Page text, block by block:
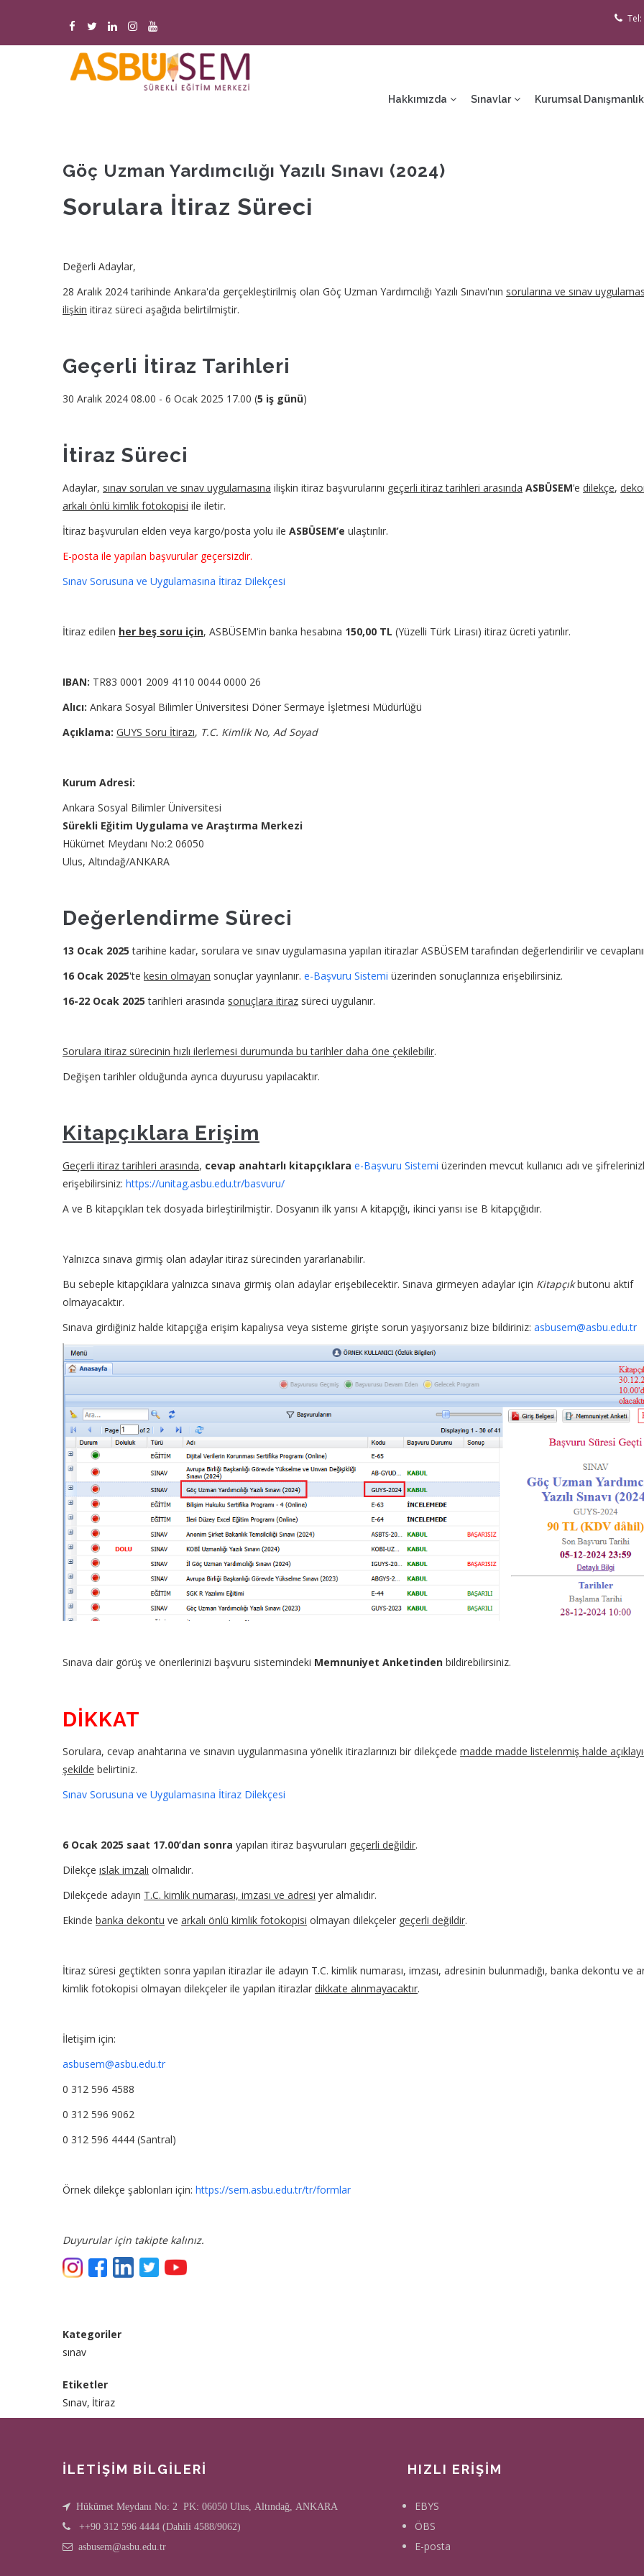
atla
Hakkımızda Sınavlar Kurumsal Danışmanlık
Göç Uzman Yardımcılığı Yazılı Sınavı (2024)
Sorulara İtiraz Süreci
Değerli Adaylar,
28 Aralık 2024 tarihinde Ankara'da gerçekleştirilmiş olan Göç Uzman Yardımcılığı Yazılı Sınavı'nın sorularına ve sınav
ilişkin itiraz süreci aşağıda belirtilmiştir.
Geçerli İtiraz Tarihleri
30 Aralık 2024 08.00 - 6 Ocak 2025 17.00 (5 iş günü)
İtiraz Süreci
Adaylar, sınav soruları ve sınav uygulamasına ilişkin itiraz başvurularını geçerli itiraz tarihleri arasında ASBÜSEM’e dilekçe,
arkalı önlü kimlik fotokopisi ile iletir.
İtiraz başvuruları elden veya kargo/posta yolu ile ASBÜSEM’e ulaştırılır.
E-posta ile yapılan başvurular geçersizdir.
Sınav Sorusuna ve Uygulamasına İtiraz Dilekçesi
İtiraz edilen her beş soru için, ASBÜSEM'in banka hesabına 150,00 TL (Yüzelli Türk Lirası) itiraz ücreti yatırılır.
IBAN: TR83 0001 2009 4110 0044 0000 26
Alıcı: Ankara Sosyal Bilimler Üniversitesi Döner Sermaye İşletmesi Müdürlüğü
Açıklama: GUYS Soru İtirazı, T.C. Kimlik No, Ad Soyad
Kurum Adresi:
Ankara Sosyal Bilimler Üniversitesi
Sürekli Eğitim Uygulama ve Araştırma Merkezi
Hükümet Meydanı No:2 06050
Ulus, Altındağ/ANKARA
Değerlendirme Süreci
13 Ocak 2025 tarihine kadar, sorulara ve sınav uygulamasına yapılan itirazlar ASBÜSEM tarafından değerlendirilir ve
16 Ocak 2025'te kesin olmayan sonuçlar yayınlanır. e-Başvuru Sistemi üzerinden sonuçlarınıza erişebilirsiniz.
16-22 Ocak 2025 tarihleri arasında sonuçlara itiraz süreci uygulanır.
Sorulara itiraz sürecinin hızlı ilerlemesi durumunda bu tarihler daha öne çekilebilir.
Değişen tarihler olduğunda ayrıca duyurusu yapılacaktır.
Kitapçıklara Erişim
Geçerli itiraz tarihleri arasında, cevap anahtarlı kitapçıklara e-Başvuru Sistemi üzerinden mevcut kullanıcı adı ve
erişebilirsiniz: https://unitag.asbu.edu.tr/basvuru/
A ve B kitapçıkları tek dosyada birleştirilmiştir. Dosyanın ilk yarısı A kitapçığı, ikinci yarısı ise B kitapçığıdır.
Yalnızca sınava girmiş olan adaylar itiraz sürecinden yararlanabilir.
Bu sebeple kitapçıklara yalnızca sınava girmiş olan adaylar erişebilecektir. Sınava girmeyen adaylar için Kitapçıkbutonu aktif
olmayacaktır.
Sınava girdiğiniz halde kitapçığa erişim kapalıysa veya sisteme girişte sorun yaşıyorsanız bize bildiriniz: asbusem@asbu.edu.tr
Sınava dair görüş ve önerilerinizi başvuru sistemindeki Memnuniyet Anketinden bildirebilirsiniz.
DİKKAT
Sorulara, cevap anahtarına ve sınavın uygulanmasına yönelik itirazlarınızı bir dilekçede madde madde listelenmiş halde
şekilde belirtiniz.
Sınav Sorusuna ve Uygulamasına İtiraz Dilekçesi
6 Ocak 2025 saat 17.00’dan sonra yapılan itiraz başvuruları geçerli değildir.
Dilekçe ıslak imzalı olmalıdır.
Dilekçede adayın T.C. kimlik numarası, imzası ve adresi yer almalıdır.
Ekinde banka dekontu ve arkalı önlü kimlik fotokopisi olmayan dilekçeler geçerli değildir.
İtiraz süresi geçtikten sonra yapılan itirazlar ile adayın T.C. kimlik numarası, imzası, adresinin bulunmadığı, banka dekontu ve
kimlik fotokopisi olmayan dilekçeler ile yapılan itirazlar dikkate alınmayacaktır.
İletişim için:
asbusem@asbu.edu.tr
0 312 596 4588
0 312 596 9062
0 312 596 4444 (Santral)
Örnek dilekçe şablonları için: https://sem.asbu.edu.tr/tr/formlar
Duyurular için takipte kalınız.
Kategoriler
sınav
Etiketler
Sınav İtiraz
İLETİŞİM BİLGİLERİ
Hükümet Meydanı No: 2 PK: 06050 Ulus, Altındağ, ANKARA
++90 312 596 4444 (Dahili 4588/9062)
asbusem@asbu.edu.tr
HIZLI ERİŞİM
EBYS
ÖBS
E-posta